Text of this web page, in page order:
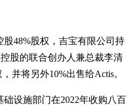
48%股权，吉宝有限公司持
股的联合创办人兼总裁李清
并将另外10%出售给Actis。
设施部门在2022年收购八百